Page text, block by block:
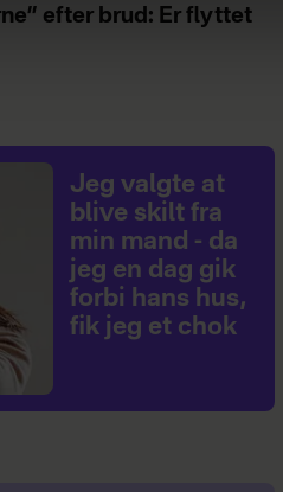
efter brud: Er flyttet
Jeg valgte at
blive skilt fra
min mand - da
jeg en dag gik
forbi hans hus,
fik jeg et chok